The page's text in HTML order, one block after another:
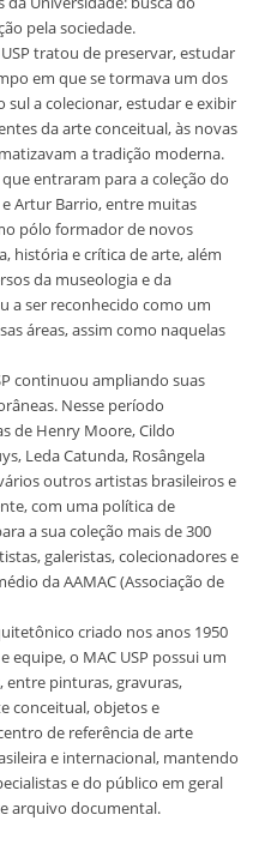
pela sociedade.
tratou de preservar, estudar
em que se tormava um dos
a colecionar, estudar e exibir
da arte conceitual, às novas
a tradição moderna.
entraram para a coleção do
Artur Barrio, entre muitas
pólo formador de novos
história e crítica de arte, além
da museologia e da
a ser reconhecido como um
áreas, assim como naquelas
continuou ampliando suas
Nesse período
de Henry Moore, Cildo
Leda Catunda, Rosângela
outros artistas brasileiros e
com uma política de
a sua coleção mais de 300
galeristas, colecionadores e
da AAMAC (Associação de
criado nos anos 1950
equipe, o MAC USP possui um
entre pinturas, gravuras,
conceitual, objetos e
de referência de arte
e internacional, mantendo
e do público em geral
arquivo documental.